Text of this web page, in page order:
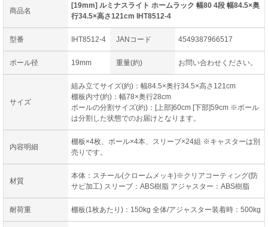
商品名
[19mm] ルミナスライト ホームラック 幅80 4段 幅84.5×奥
行34.5×高さ121cm IHT8512-4
型番 IHT8512-4 JANコード 4549387966517
ポール径 19mm 重量(約) お問い合わせください。
サイズ
組み立てサイズ(約)：幅84.5×奥行34.5×高さ121cm
棚板内寸(約)：幅78×奥行28cm
ポールの分割サイズ(約)：[上部]60cm [下部]59cm ※ポール
は分割した状態でのお届けとなります。
内容明細
棚板×4枚、ポール×4本、スリーブ×24組 ※キャスターは別
売りです。
材質
本体：スチール(クロームメッキ)※クリアコーティング(防
サビ加工) スリーブ：ABS樹脂 アジャスター：ABS樹脂
耐荷重 棚板(1枚あたり)：150kg 全体/アジャスター装着時：500kg